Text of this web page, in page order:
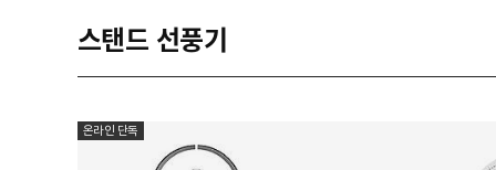
스탠드 선풍기
온라인 단독